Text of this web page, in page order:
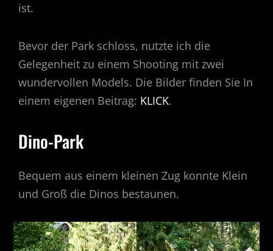
ist.
Bevor der Park schloss, nutzte ich die
Gelegenheit zu einem Shooting mit zwei
wundervollen Models. Die Bilder finden Sie In
einem eigenen Beitrag: KLICK.
Dino-Park
Bequem aus einem kleinen Zug konnte Klein
und Groß die Dinos bestaunen.